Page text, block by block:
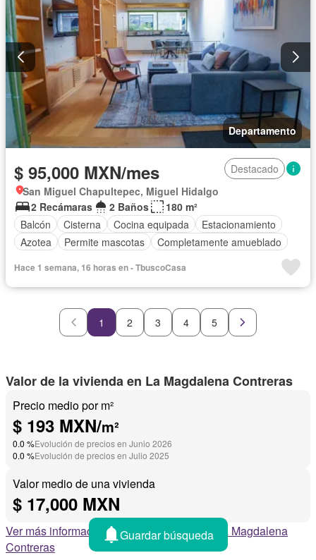
Departamento
$ 95,000 MXN/mes
Destacado
San Miguel Chapultepec, Miguel Hidalgo
2 Recámaras
2 Baños
180 m²
Balcón
Cisterna Cocina equipada
Estacionamiento
Azotea
Permite mascotas Completamente amueblado
Hace 1 semana, 16 horas en - TbuscoCasa
1 2 3 4 5
Valor de la vivienda en La Magdalena Contreras
Precio medio por m²
$ 193 MXN/m²
0.0 %Evolución de precios en Junio 2026
0.0 %Evolución de precios en Julio 2025
Valor medio de una vivienda
$ 17,000 MXN
Ver más información sobre el mercado de La Magdalena
Contreras
Guardar búsqueda